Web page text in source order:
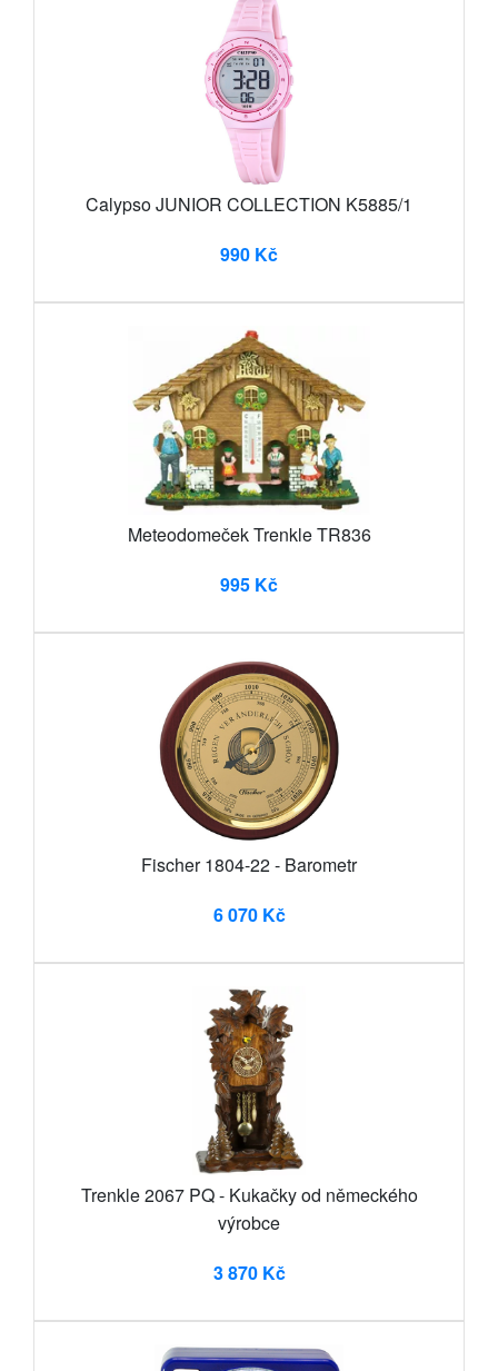
Calypso JUNIOR COLLECTION K5885/1
990 Kč
Meteodomeček Trenkle TR836
995 Kč
Fischer 1804-22 - Barometr
6 070 Kč
Trenkle 2067 PQ - Kukačky od německého
výrobce
3 870 Kč